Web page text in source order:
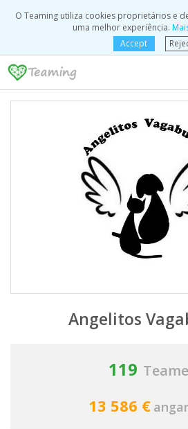
O Teaming utiliza cookies proprietários e
uma melhor experiência.
Accept
Angelitos
119
13 586 €